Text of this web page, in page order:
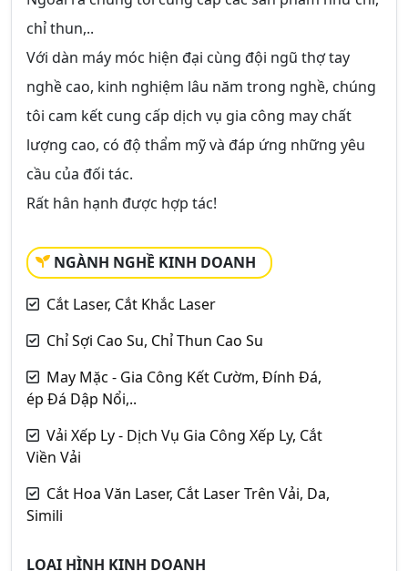
chỉ thun,..
Với dàn máy móc hiện đại cùng đội ngũ thợ tay
nghề cao, kinh nghiệm lâu năm trong nghề, chúng
tôi cam kết cung cấp dịch vụ gia công may chất
lượng cao, có độ thẩm mỹ và đáp ứng những yêu
cầu của đối tác.
Rất hân hạnh được hợp tác!
NGÀNH NGHỀ KINH DOANH
Cắt Laser, Cắt Khắc Laser
Chỉ Sợi Cao Su, Chỉ Thun Cao Su
May Mặc - Gia Công Kết Cườm, Đính Đá,
ép Đá Dập Nổi,..
Vải Xếp Ly - Dịch Vụ Gia Công Xếp Ly, Cắt
Viền Vải
Cắt Hoa Văn Laser, Cắt Laser Trên Vải, Da,
Simili
LOẠI HÌNH KINH DOANH